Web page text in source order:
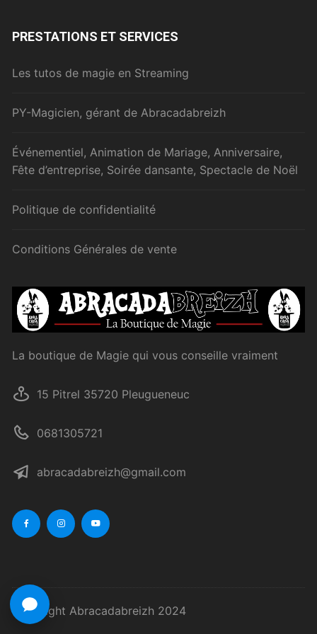
PRESTATIONS ET SERVICES
Les tutos de magie en Streaming
PY-Magicien, gérant de Abracadabreizh
Événementiel, Animation de Mariage, Anniversaire,
Fête d’entreprise, Soirée dansante, Spectacle de Noël
Politique de confidentialité
Conditions Générales de vente
La boutique de Magie qui vous conseille vraiment
15 Pitrel 35720 Pleugueneuc
0681305721
abracadabreizh@gmail.com
Copyright Abracadabreizh 2024